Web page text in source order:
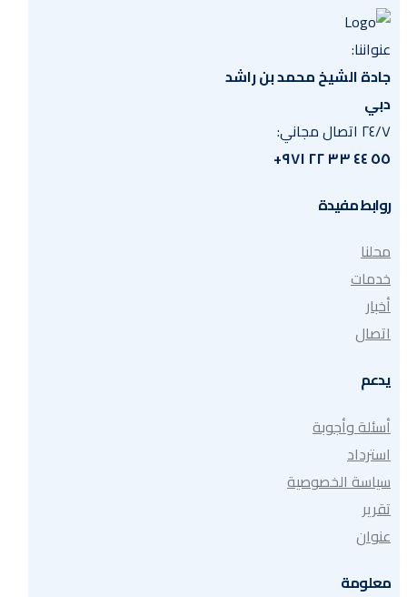
عنواننا:
جادة الشيخ محمد بن راشد
دبي
٢٤/٧ اتصال مجاني:
٥٥ ٤٤ ٣٣ ٢٢ ٩٧١+
روابط مفيدة
محلنا
خدمات
أخبار
اتصال
يدعم
أسئلة وأجوبة
استرداد
سياسة الخصوصية
تقرير
عنوان
معلومة